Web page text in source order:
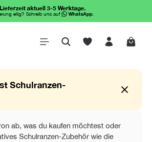
Lieferzeit aktuell 3-5 Werktage.
eilig? Schreib uns auf WhatsApp.
Schulranzen-
ab, was du kaufen möchtest oder
Schulranzen-Zubehör wie die